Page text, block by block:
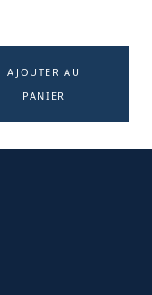
AJOUTER AU
PANIER